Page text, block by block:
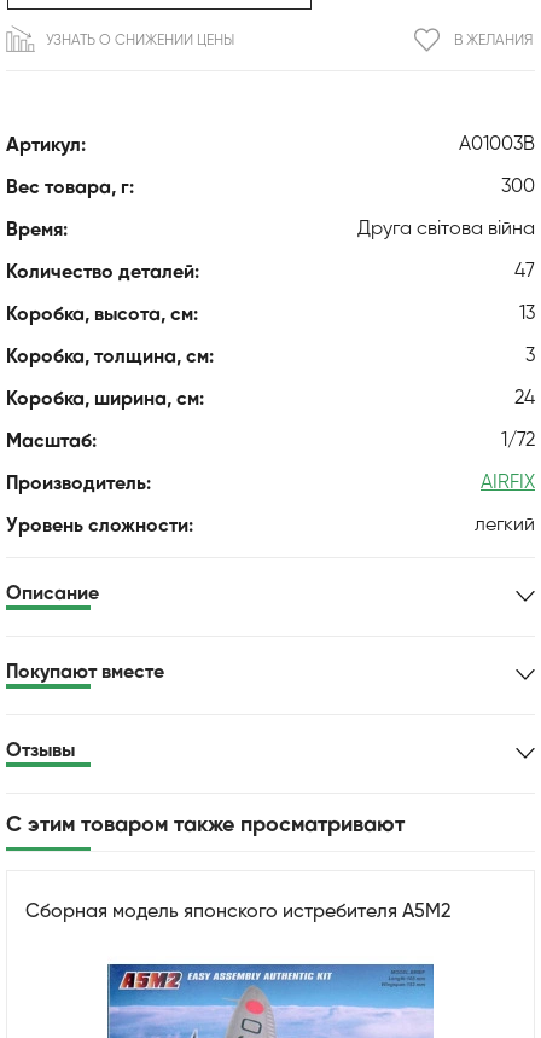
Артикул: A01003B
Вес товара, г: 300
Время: Друга світова війна
Количество деталей: 47
Коробка, высота, см: 13
Коробка, толщина, см: 3
Коробка, ширина, см: 24
Масштаб: 1/72
Производитель: AIRFIX
Уровень сложности: легкий
В ЖЕЛАНИЯ
УЗНАТЬ О СНИЖЕНИИ ЦЕНЫ
Описание
Покупают вместе
Отзывы
С этим товаром также просматривают
Сборная модель японского истребителя A5M2